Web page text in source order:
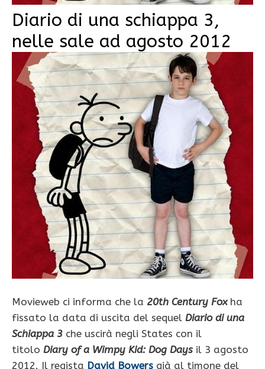
Diario di una schiappa 3,
nelle sale ad agosto 2012
Movieweb ci informa che la 20th Century Foxha
fissato la data di uscita del sequel Diario di una
Schiappa 3 che uscirà negli States con il
titolo Diary of a Wimpy Kid: Dog Days il 3 agosto
2012. Il regista David Bowers già al timone del